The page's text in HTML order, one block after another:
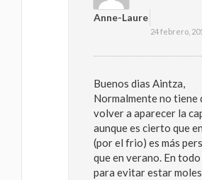
Anne-Laure
24 febrero,
Buenos dias Aintza,
Normalmente no tiene
volver a aparecer la
aunque es cierto que
(por el frio) es más
que en verano. En
para evitar estar